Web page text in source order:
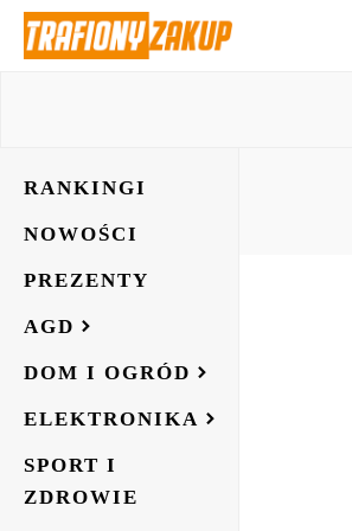
RANKINGI
NOWOŚCI
PREZENTY
AGD
DOM I OGRÓD
ELEKTRONIKA
SPORT I
ZDROWIE